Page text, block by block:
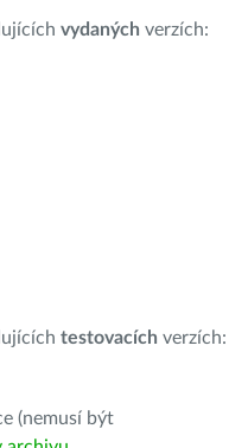
vydaných verzích:
testovacích verzích:
(nemusí být